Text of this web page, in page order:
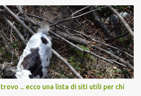
... ecco una lista di siti utili per chi